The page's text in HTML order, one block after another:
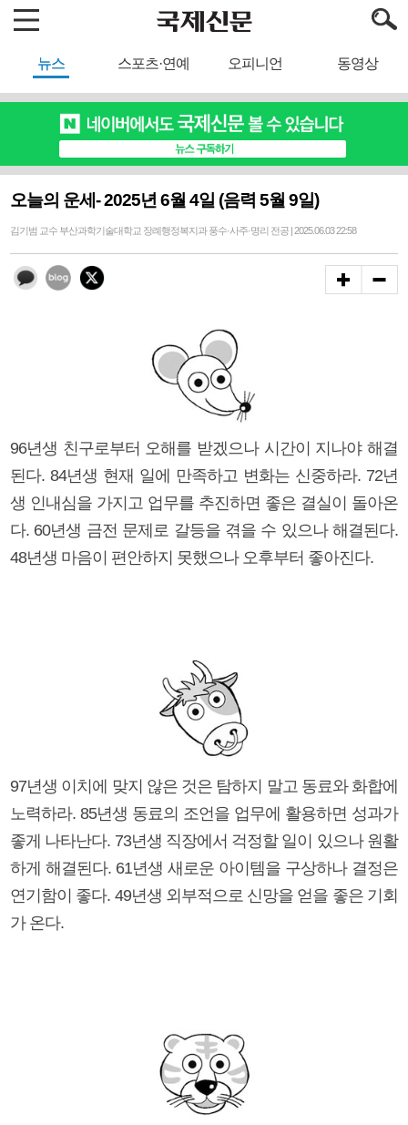
뉴스 스포츠·연예 오피니언 동영상
오늘의 운세- 2025년 6월 4일 (음력 5월 9일)
김기범 교수 부산과학기술대학교 장례행정복지과 풍수·사주·명리 전공 | 2025.06.03 22:58
96년생 친구로부터 오해를 받겠으나 시간이 지나야 해결
된다. 84년생 현재 일에 만족하고 변화는 신중하라. 72년
생 인내심을 가지고 업무를 추진하면 좋은 결실이 돌아온
다. 60년생 금전 문제로 갈등을 겪을 수 있으나 해결된다.
48년생 마음이 편안하지 못했으나 오후부터 좋아진다.
97년생 이치에 맞지 않은 것은 탐하지 말고 동료와 화합에
노력하라. 85년생 동료의 조언을 업무에 활용하면 성과가
좋게 나타난다. 73년생 직장에서 걱정할 일이 있으나 원활
하게 해결된다. 61년생 새로운 아이템을 구상하나 결정은
연기함이 좋다. 49년생 외부적으로 신망을 얻을 좋은 기회
가 온다.